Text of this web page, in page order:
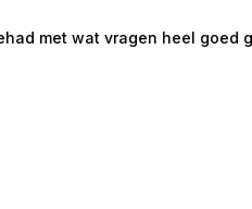
met wat vragen heel goed